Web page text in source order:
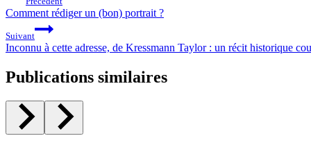
publication :
de
l’article
Comment rédiger un (bon) portrait ?
Suivant
Inconnu à cette adresse, de Kressmann Taylor : un récit historique
Publications similaires